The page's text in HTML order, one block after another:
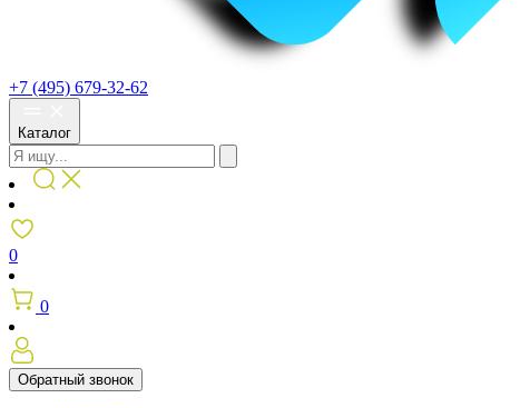
+7 (495) 679-32-62
Каталог
0
0
Обратный звонок